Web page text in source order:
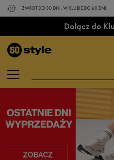
ZWROT DO 30 DNI. W KLUBIE DO 60 DNI.
Dołącz do